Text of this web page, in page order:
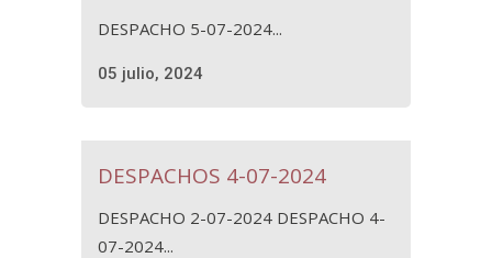
DESPACHO 5-07-2024...
05 julio, 2024
DESPACHOS 4-07-2024
DESPACHO 2-07-2024 DESPACHO 4-
07-2024...